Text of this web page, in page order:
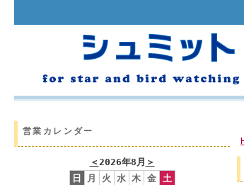
営業カレンダー
＜2026年8月 ＞
日
月 火 水 木 金
土